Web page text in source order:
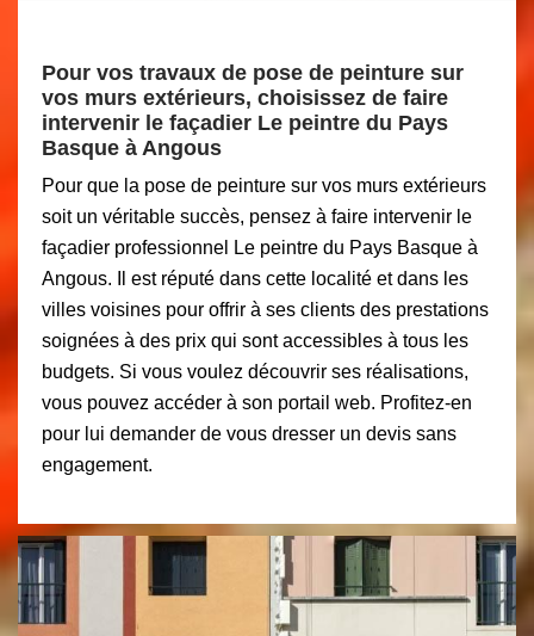
Pour vos travaux de pose de peinture sur
vos murs extérieurs, choisissez de faire
intervenir le façadier Le peintre du Pays
Basque à Angous
Pour que la pose de peinture sur vos murs extérieurs
soit un véritable succès, pensez à faire intervenir le
façadier professionnel Le peintre du Pays Basque à
Angous. Il est réputé dans cette localité et dans les
villes voisines pour offrir à ses clients des prestations
soignées à des prix qui sont accessibles à tous les
budgets. Si vous voulez découvrir ses réalisations,
vous pouvez accéder à son portail web. Profitez-en
pour lui demander de vous dresser un devis sans
engagement.